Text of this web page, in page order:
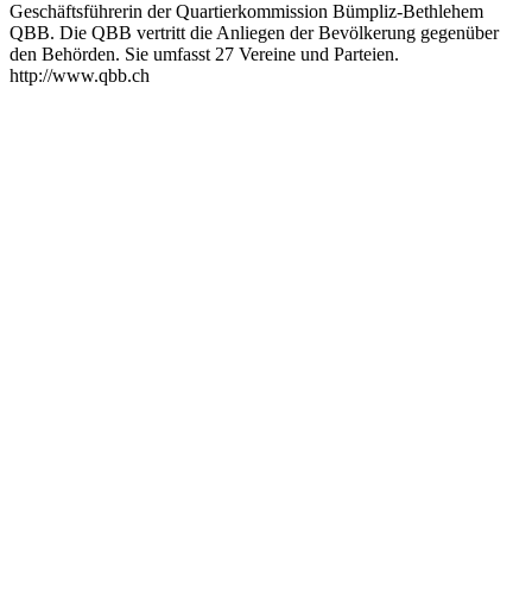
Geschäftsführerin der Quartierkommission Bümpliz-Bethlehem
QBB. Die QBB vertritt die Anliegen der Bevölkerung gegenüber
den Behörden. Sie umfasst 27 Vereine und Parteien.
http://www.qbb.ch